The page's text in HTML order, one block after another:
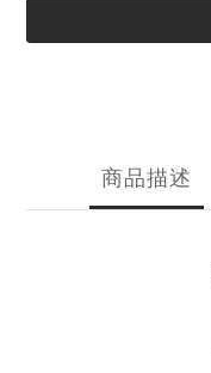
商品描述